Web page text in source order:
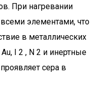
При нагревании
всеми элементами, что
в металлических
I 2 , N 2 и инертные
сера в